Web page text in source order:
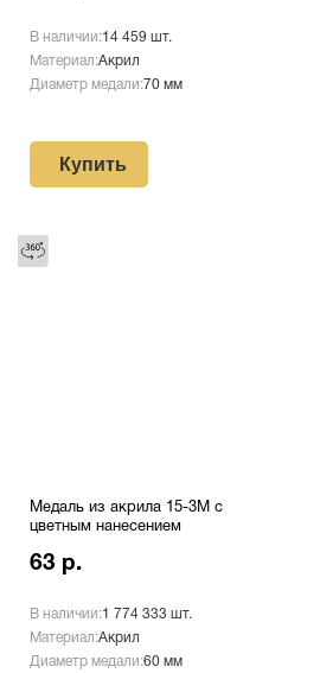
В наличии:14 459 шт.
Материал:Акрил
Диаметр медали:70 мм
Купить
Медаль из акрила 15-3М с
цветным нанесением
63 р.
В наличии:1 774 333 шт.
Материал:Акрил
Диаметр медали:60 мм